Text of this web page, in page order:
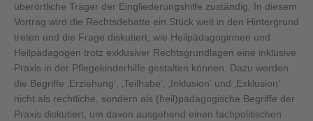
überörtliche Träger der Eingliederungshilfe zuständig. In diesem
Vortrag wird die Rechtsdebatte ein Stück weit in den Hintergrund
treten und die Frage diskutiert, wie Heilpädagoginnen und
Heilpädagogen trotz exklusiver Rechtsgrundlagen eine inklusive
Praxis in der Pflegekinderhilfe gestalten können. Dazu werden
die Begriffe ‚Erziehung‘, ‚Teilhabe‘, ‚Inklusion‘ und ‚Exklusion‘
nicht als rechtliche, sondern als (heil)pädagogische Begriffe der
Praxis diskutiert, um davon ausgehend einen fachpolitischen